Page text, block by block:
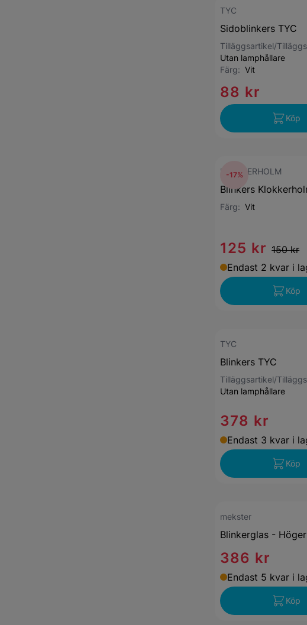
TYC
Sidoblinkers TYC
Tilläggsartikel/
Utan lamphållare
Färg: Vit
88 kr
Köp
KLOKKERHOLM
Blinkers
Färg: Vit
125 kr 150 kr
-17%
Endast 2 kvar i
Köp
TYC
Blinkers TYC
Tilläggsartikel/
Utan lamphållare
378 kr
Endast 3 kvar i
Köp
mekster
Blinkerglas -
386 kr
Endast 5 kvar i
Köp